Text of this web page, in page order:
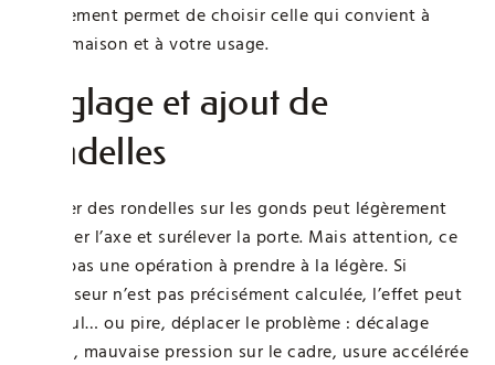
exactement permet de choisir celle qui convient à
votre maison et à votre usage.
Réglage et ajout de
rondelles
Ajouter des rondelles sur les gonds peut légèrement
modifier l’axe et surélever la porte. Mais attention, ce
n’est pas une opération à prendre à la légère. Si
l’épaisseur n’est pas précisément calculée, l’effet peut
être nul… ou pire, déplacer le problème : décalage
latéral, mauvaise pression sur le cadre, usure accélérée